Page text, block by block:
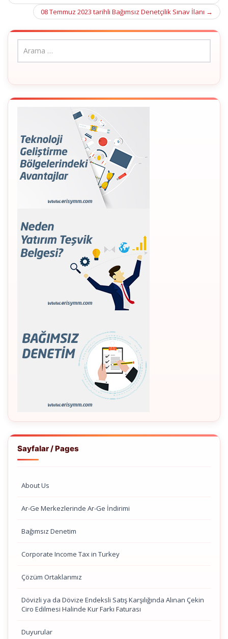
navigation
08 Temmuz 2023 tarihli Bağımsız Denetçilik Sınav İlanı →
Sayfalar / Pages
About Us
Ar-Ge Merkezlerinde Ar-Ge İndirimi
Bağımsız Denetim
Corporate Income Tax in Turkey
Çözüm Ortaklarımız
Dövizli ya da Dövize Endeksli Satış Karşılığında Alınan Çekin
Ciro Edilmesi Halinde Kur Farkı Faturası
Duyurular